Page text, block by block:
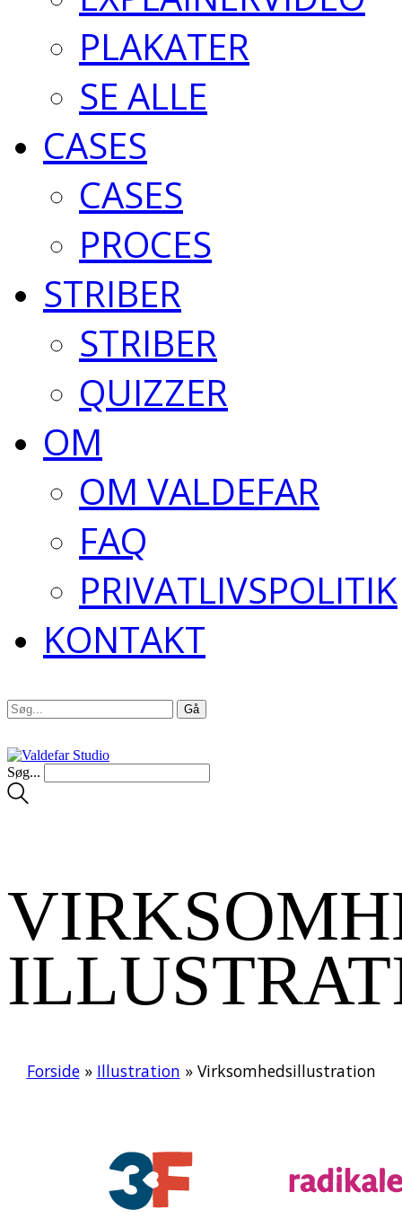
PLAKATER
SE ALLE
CASES
CASES
PROCES
STRIBER
STRIBER
QUIZZER
OM
OM VALDEFAR
FAQ
PRIVATLIVSPOLITIK
KONTAKT
Søg...
Forside» Illustration » Virksomhedsillustration